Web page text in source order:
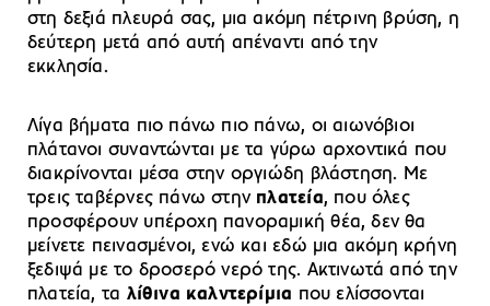
στη δεξιά πλευρά σας, μια ακόμη πέτρινη βρύση, η
δεύτερη μετά από αυτή απέναντι από την
εκκλησία.
Λίγα βήματα πιο πάνω πιο πάνω, οι αιωνόβιοι
πλάτανοι συναντώνται με τα γύρω αρχοντικά που
διακρίνονται μέσα στην οργιώδη βλάστηση. Με
τρεις ταβέρνες πάνω στην πλατεία, που όλες
προσφέρουν υπέροχη πανοραμική θέα, δεν θα
μείνετε πεινασμένοι, ενώ και εδώ μια ακόμη κρήνη
ξεδιψά με το δροσερό νερό της. Ακτινωτά από την
πλατεία, τα λίθινα καλντερίμια που ελίσσονται